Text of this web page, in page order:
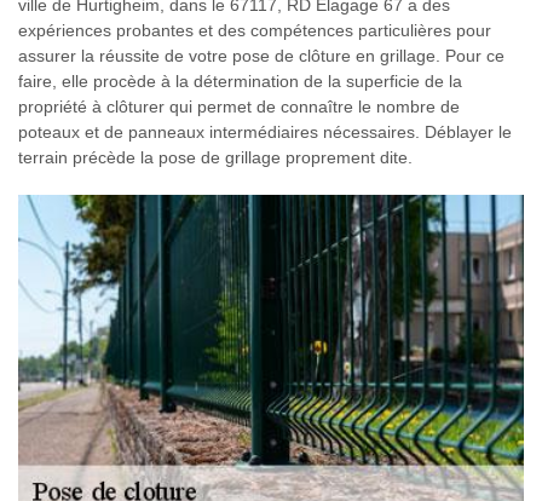
ville de Hurtigheim, dans le 67117, RD Elagage 67 a des
expériences probantes et des compétences particulières pour
assurer la réussite de votre pose de clôture en grillage. Pour ce
faire, elle procède à la détermination de la superficie de la
propriété à clôturer qui permet de connaître le nombre de
poteaux et de panneaux intermédiaires nécessaires. Déblayer le
terrain précède la pose de grillage proprement dite.